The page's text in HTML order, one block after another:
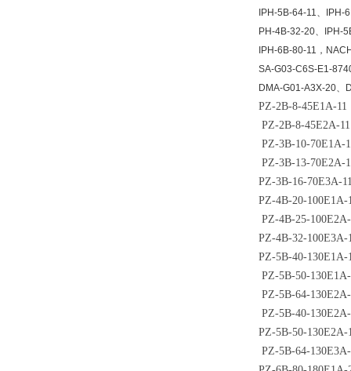
IPH-5B-64-11、
IPH-
PH-4B-32-20、
IPH-
IPH-6B-80-11 ，
SA-G03-C6S-E1-
DMA-G01-A3X-20、
PZ-2B-8-45E1A-11
PZ-2B-8-45E2A-11
PZ-3B-10-70E1A-
PZ-3B-13-70E2A-
PZ-3B-16-70E3A-
PZ-4B-20-100E1A-
PZ-4B-25-
PZ-4B-32-100E3A-
PZ-5B-40-130E1A-
PZ-5B-50-
PZ-5B-64-
PZ-5B-40-
PZ-5B-50-130E2A-
PZ-5B-64-